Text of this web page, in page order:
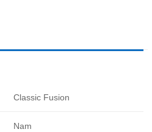
Classic Fusion
Nam